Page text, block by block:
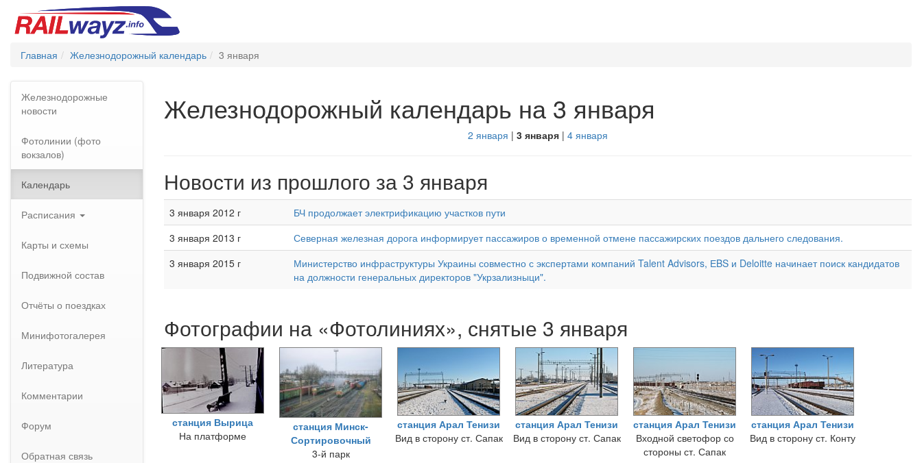
Главная Железнодорожный календарь 3 января
Железнодорожные
новости
Фотолинии (фото
вокзалов)
Календарь
Расписания
Карты и схемы
Подвижной состав
Отчёты о поездках
Минифотогалерея
Литература
Комментарии
Форум
Обратная связь
Железнодорожный календарь на 3 января
2 января | 3 января | 4 января
Новости из прошлого за 3 января
3 января 2012 г
БЧ продолжает электрификацию участков пути
3 января 2013 г
Северная железная дорога информирует пассажиров о временной отмене пассажирских поездов дальнего следования.
3 января 2015 г
Министерство инфраструктуры Украины совместно с экспертами компаний Talent Advisors, ЕBS и Deloitte начинает поиск кандидатов
на должности генеральных директоров "Укрзализныци".
Фотографии на «Фотолиниях», снятые 3 января
станция Вырица
На платформе
станция Минск-
Сортировочный
3-й парк
станция Арал Тенизи
Вид в сторону ст. Сапак
станция Арал Тенизи
Вид в сторону ст. Сапак
станция Арал Тенизи
Входной светофор со
стороны ст. Сапак
станция Арал Тенизи
Вид в сторону ст. Конту